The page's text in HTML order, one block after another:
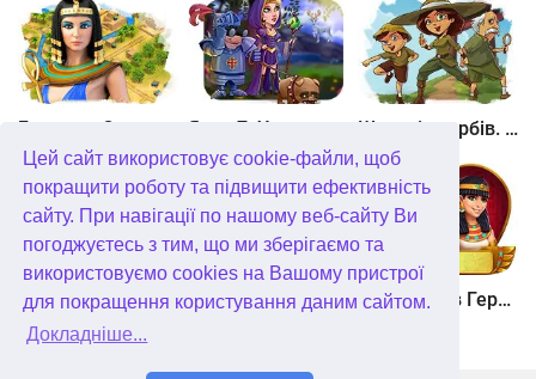
Цей сайт використовує cookie-файли, щоб
покращити роботу та підвищити ефективність
сайту. При навігації по нашому веб-сайту Ви
погоджуєтесь з тим, що ми зберігаємо та
використовуємо cookies на Вашому пристрої
для покращення користування даним сайтом.
Докладніше...
відправляйте на дозаправку пальним, а якщо потрібно ремонт
– ставте в ангар. Бездоганно виконуйте ваші посадові
обов'язки та виконуйте якнайбільше покращень на робочому
місці. Все це буде відзначено підвищенням по службі.
Шукачі скарбів. Камінь душі
Шукачі скарбів. Сніжна королева. колекційне видання Алісія Квотермейн 3. Таємниця палаючого золота. колекційне видання 12 подвигів Геракла. Як я зустрів Мегару. колекційне видання